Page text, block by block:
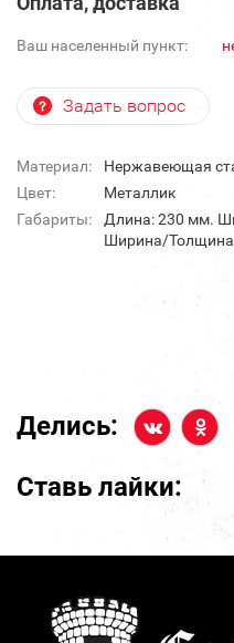
Ваш населенный пункт:
Задать вопрос
Материал:
Нержавеющая
Цвет:
Металлик
Габариты:
Длина: 230 мм.
Ширина/Толщина
Делись:
Ставь лайки: